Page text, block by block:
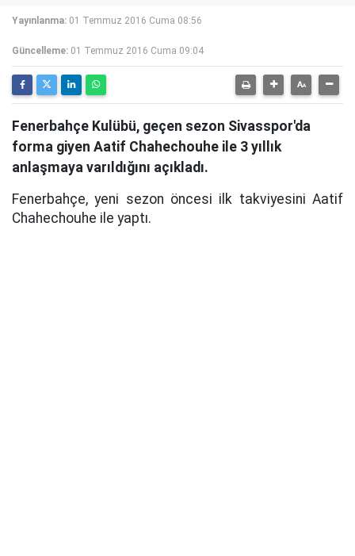
Yayınlanma: 01 Temmuz 2016 Cuma 08:56
Güncelleme: 01 Temmuz 2016 Cuma 09:04
Fenerbahçe Kulübü, geçen sezon Sivasspor'da
forma giyen Aatif Chahechouhe ile 3 yıllık
anlaşmaya varıldığını açıkladı.
Fenerbahçe, yeni sezon öncesi ilk takviyesini Aatif
Chahechouhe ile yaptı.